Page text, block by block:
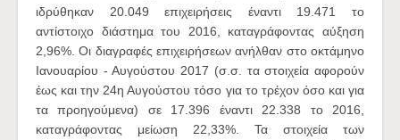
ιδρύθηκαν 20.049 επιχειρήσεις έναντι 19.471 το
αντίστοιχο διάστημα του 2016, καταγράφοντας αύξηση
2,96%. Οι διαγραφές επιχειρήσεων ανήλθαν στο οκτάμηνο
Ιανουαρίου - Αυγούστου 2017 (σ.σ. τα στοιχεία αφορούν
έως και την 24η Αυγούστου τόσο για το τρέχον όσο και για
τα προηγούμενα) σε 17.396 έναντι 22.338 το 2016,
καταγράφοντας μείωση 22,33%. Τα στοιχεία των